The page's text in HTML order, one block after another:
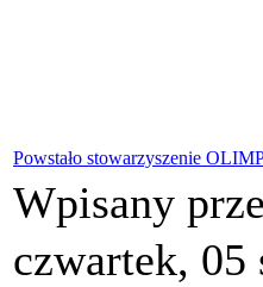
Powstało stowarzyszenie
Wpisany
czwartek, 05